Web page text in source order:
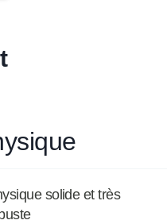
solide et très